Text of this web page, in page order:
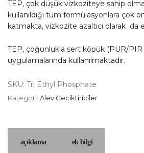
TEP, çok düşük vizkoziteye sahip
kullanıldığı tüm formülasyonlara çok
katmakta, vizkozite azaltıcı olarak
TEP, çoğunlukla sert köpük (PUR/PIR
uygulamalarında kullanılmaktadır.
SKU: Tri Ethyl Phosphate
Kategori: Alev Geciktiriciler
açıklama ek bilgi